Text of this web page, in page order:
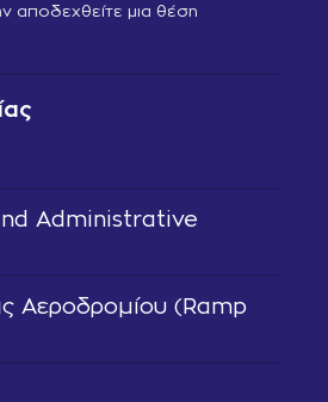
Administrative
Αεροδρομίου (Ramp
αποδεχθείτε μια θέση